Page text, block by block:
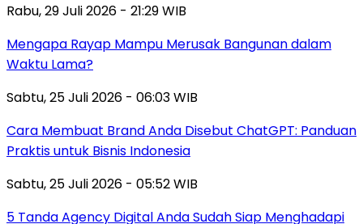
Rabu, 29 Juli 2026 - 21:29 WIB
Mengapa Rayap Mampu Merusak Bangunan dalam
Waktu Lama?
Sabtu, 25 Juli 2026 - 06:03 WIB
Cara Membuat Brand Anda Disebut ChatGPT: Panduan
Praktis untuk Bisnis Indonesia
Sabtu, 25 Juli 2026 - 05:52 WIB
5 Tanda Agency Digital Anda Sudah Siap Menghadapi